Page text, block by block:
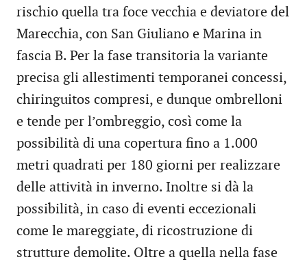
rischio quella tra foce vecchia e deviatore del
Marecchia, con San Giuliano e Marina in
fascia B. Per la fase transitoria la variante
precisa gli allestimenti temporanei concessi,
chiringuitos compresi, e dunque ombrelloni
e tende per l’ombreggio, così come la
possibilità di una copertura fino a 1.000
metri quadrati per 180 giorni per realizzare
delle attività in inverno. Inoltre si dà la
possibilità, in caso di eventi eccezionali
come le mareggiate, di ricostruzione di
strutture demolite. Oltre a quella nella fase